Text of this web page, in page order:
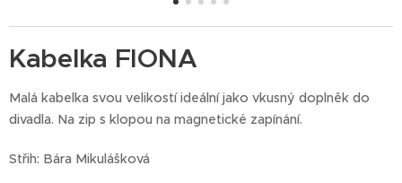
Kabelka FIONA
Malá kabelka svou velikostí ideální jako vkusný doplněk do
divadla. Na zip s klopou na magnetické zapínání.
Střih: Bára Mikulášková